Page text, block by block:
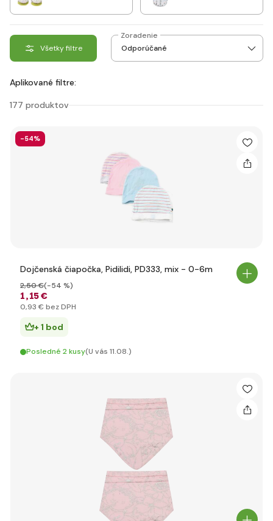
Všetky filtre
Zoradenie
Aplikované filtre:
177 produktov
-54%
Dojčenská čiapočka, Pidilidi, PD333, mix - 0-6m
1,15 €
2,50 €(-54 %)
0,93 € bez DPH
+ 1 bod
Posledné 2 kusy(U vás 11.08.)